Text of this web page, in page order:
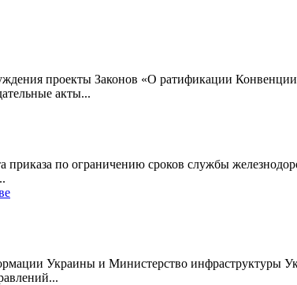
проекты Законов «О ратификации
акты...
по ограничению сроков службы
Украины и Министерство инфраструктуры